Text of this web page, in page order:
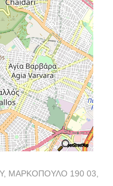
ΜΑΡΚΟΠΟΥΛΟ 190 03,